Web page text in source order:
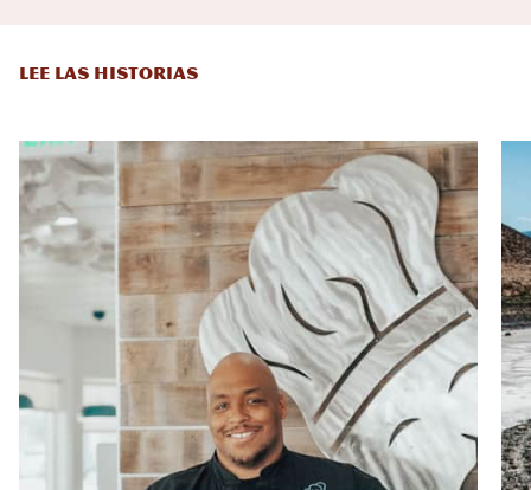
LEE LAS HISTORIAS